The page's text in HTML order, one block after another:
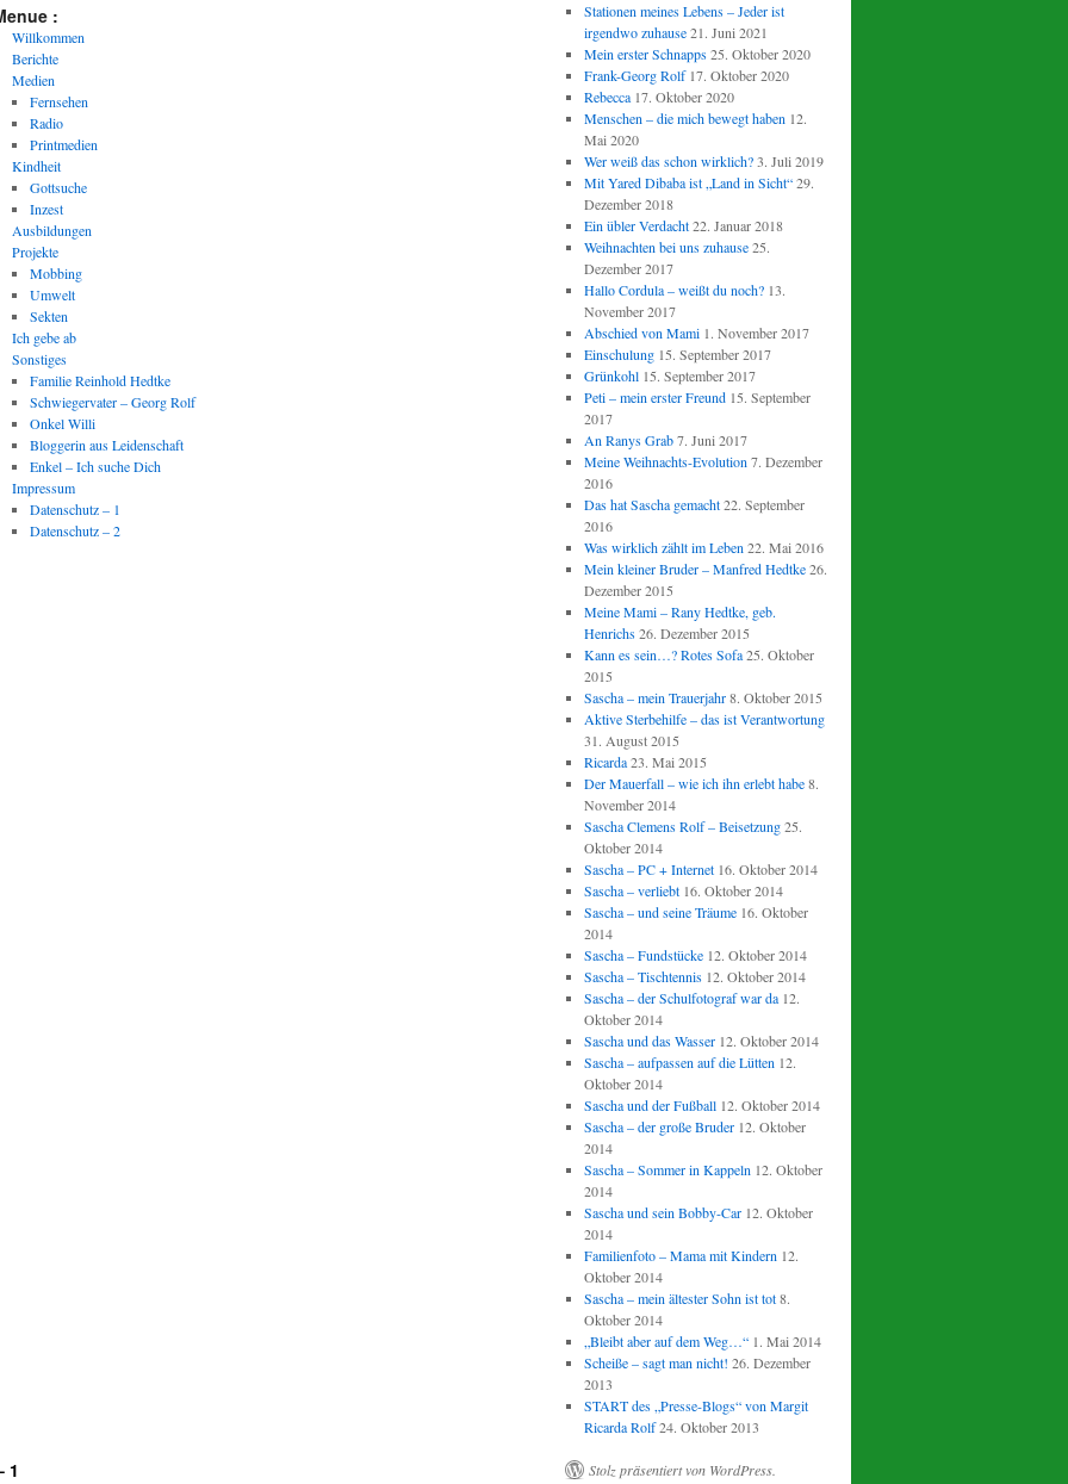
:
Willkommen
Berichte
Medien
Fernsehen
Radio
Printmedien
Kindheit
Gottsuche
Inzest
Ausbildungen
Projekte
Mobbing
Umwelt
Sekten
Ich gebe ab
Sonstiges
Familie Reinhold Hedtke
Schwiegervater – Georg Rolf
Onkel Willi
Bloggerin aus Leidenschaft
Enkel – Ich suche Dich
Impressum
Datenschutz – 1
Datenschutz – 2
Stationen meines Lebens – Jeder ist
irgendwo zuhause 21. Juni 2021
Mein erster Schnapps 25. Oktober 2020
Frank-Georg Rolf 17. Oktober 2020
Rebecca 17. Oktober 2020
Menschen – die mich bewegt haben 12.
Mai 2020
Wer weiß das schon wirklich? 3. Juli 2019
Mit Yared Dibaba ist „Land in Sicht“ 29.
Dezember 2018
Ein übler Verdacht 22. Januar 2018
Weihnachten bei uns zuhause 25.
Dezember 2017
Hallo Cordula – weißt du noch? 13.
November 2017
Abschied von Mami 1. November 2017
Einschulung 15. September 2017
Grünkohl 15. September 2017
Peti – mein erster Freund 15. September
2017
An Ranys Grab 7. Juni 2017
Meine Weihnachts-Evolution 7. Dezember
2016
Das hat Sascha gemacht 22. September
2016
Was wirklich zählt im Leben 22. Mai 2016
Mein kleiner Bruder – Manfred Hedtke 26.
Dezember 2015
Meine Mami – Rany Hedtke, geb.
Henrichs 26. Dezember 2015
Kann es sein…? Rotes Sofa 25. Oktober
2015
Sascha – mein Trauerjahr 8. Oktober 2015
Aktive Sterbehilfe – das ist Verantwortung
31. August 2015
Ricarda 23. Mai 2015
Der Mauerfall – wie ich ihn erlebt habe 8.
November 2014
Sascha Clemens Rolf – Beisetzung 25.
Oktober 2014
Sascha – PC + Internet 16. Oktober 2014
Sascha – verliebt 16. Oktober 2014
Sascha – und seine Träume 16. Oktober
2014
Sascha – Fundstücke 12. Oktober 2014
Sascha – Tischtennis 12. Oktober 2014
Sascha – der Schulfotograf war da 12.
Oktober 2014
Sascha und das Wasser 12. Oktober 2014
Sascha – aufpassen auf die Lütten 12.
Oktober 2014
Sascha und der Fußball 12. Oktober 2014
Sascha – der große Bruder 12. Oktober
2014
Sascha – Sommer in Kappeln 12. Oktober
2014
Sascha und sein Bobby-Car 12. Oktober
2014
Familienfoto – Mama mit Kindern 12.
Oktober 2014
Sascha – mein ältester Sohn ist tot 8.
Oktober 2014
„Bleibt aber auf dem Weg…“ 1. Mai 2014
Scheiße – sagt man nicht! 26. Dezember
2013
START des „Presse-Blogs“ von Margit
Ricarda Rolf 24. Oktober 2013
1 Stolz präsentiert von WordPress.